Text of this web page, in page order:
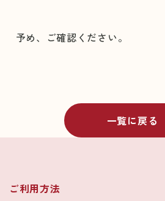
予め、ご確認ください。
一覧に戻る
ご利用方法